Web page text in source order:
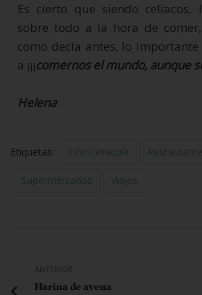
Es cierto que siendo celiacos,
sobre todo a la hora de
como decía antes, lo
a ¡¡¡comernos el mundo, aunque
Helena
Etiquetas: Info Celiaquía
Supermercados Viajes
ANTERIOR
Harina de avena